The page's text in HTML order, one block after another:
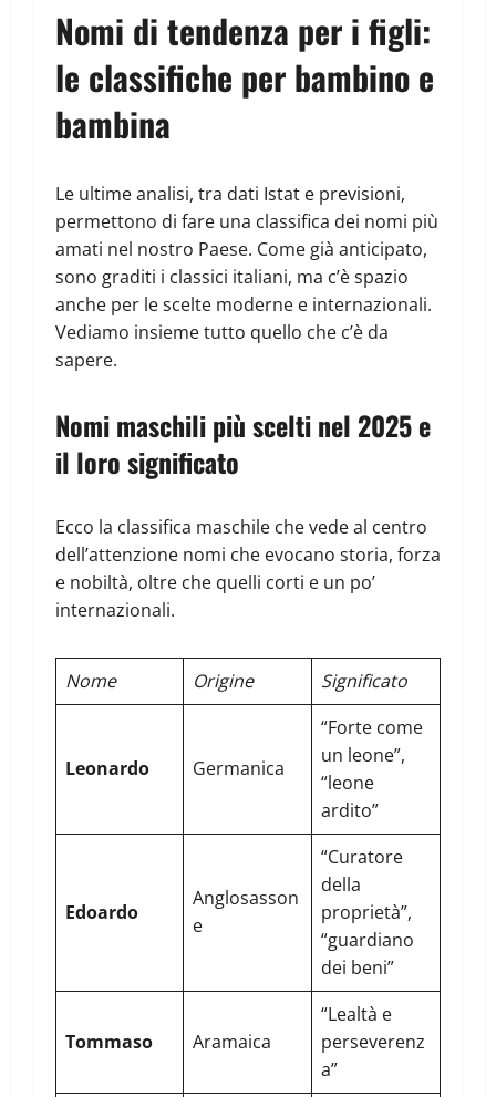
Nomi di tendenza per i figli:
le classifiche per bambino e
bambina
Le ultime analisi, tra dati Istat e previsioni,
permettono di fare una classifica dei nomi più
amati nel nostro Paese. Come già anticipato,
sono graditi i classici italiani, ma c’è spazio
anche per le scelte moderne e internazionali.
Vediamo insieme tutto quello che c’è da
sapere.
Nomi maschili più scelti nel 2025 e
il loro significato
Ecco la classifica maschile che vede al centro
dell’attenzione nomi che evocano storia, forza
e nobiltà, oltre che quelli corti e un po’
internazionali.
Nome Origine Significato
Leonardo Germanica
“Forte come
un leone”,
“leone
ardito”
Edoardo
Anglosasson
e
“Curatore
della
proprietà”,
“guardiano
dei beni”
Tommaso Aramaica
“Lealtà e
perseverenz
a”